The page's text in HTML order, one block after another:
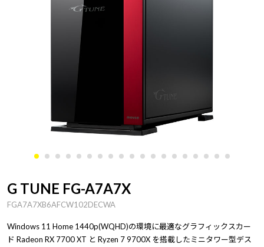
G TUNE FG-A7A7X
FGA7A7XB6AFCW102DECWA
Windows 11 Home 1440p(WQHD)の環境に最適なグラフィックスカー
ド Radeon RX 7700 XT と Ryzen 7 9700X を搭載したミニタワー型デス